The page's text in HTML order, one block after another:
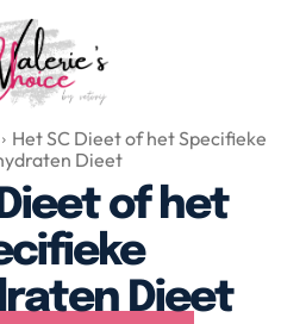
& Culture
& Drinks
& Opmerkelijk
& Duurzaamheid
& Tech
Het SC Dieet of het Specifieke
Dieet
of het
Dieet